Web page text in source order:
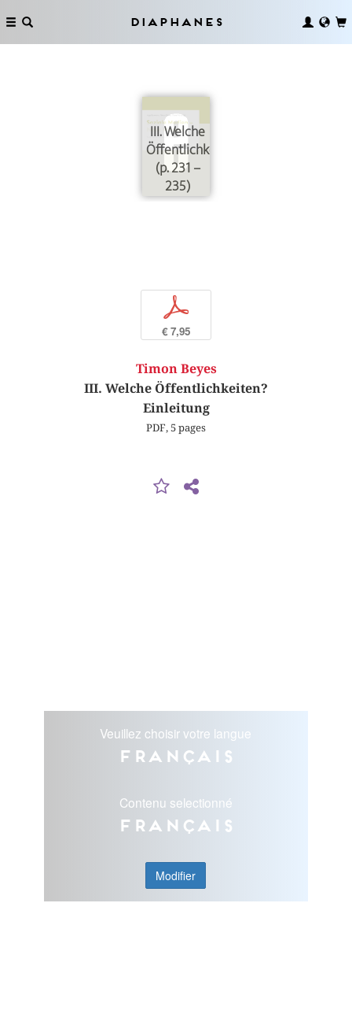
Diaphanes
III. Welche
Öffentlichkeiten?
(p. 231 –
235)
p
€ 7,95
Timon Beyes
III. Welche Öffentlichkeiten?
Einleitung
PDF, 5 pages
Veuillez choisir votre langue
Français
Contenu selectionné
Français
Modifier